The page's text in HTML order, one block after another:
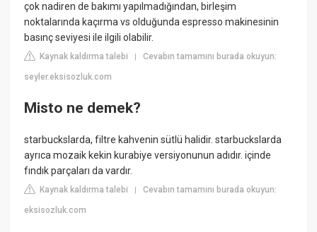
çok nadiren de bakımı yapılmadığından, birleşim
noktalarında kaçırma vs olduğunda espresso makinesinin
basınç seviyesi ile ilgili olabilir.
Kaynak kaldırma talebi |Cevabın tamamını burada okuyun:
seyler.eksisozluk.com
Misto ne demek?
starbuckslarda, filtre kahvenin sütlü halidir. starbuckslarda
ayrıca mozaik kekin kurabiye versiyonunun adıdır. içinde
fındık parçaları da vardır.
Kaynak kaldırma talebi |Cevabın tamamını burada okuyun:
eksisozluk.com